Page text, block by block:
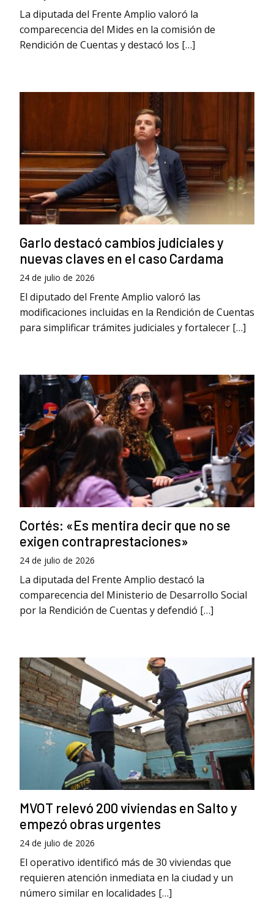
La diputada del Frente Amplio valoró la
comparecencia del Mides en la comisión de
Rendición de Cuentas y destacó los […]
Garlo destacó cambios judiciales y
nuevas claves en el caso Cardama
24 de julio de 2026
El diputado del Frente Amplio valoró las
modificaciones incluidas en la Rendición de Cuentas
para simplificar trámites judiciales y fortalecer […]
Cortés: «Es mentira decir que no se
exigen contraprestaciones»
24 de julio de 2026
La diputada del Frente Amplio destacó la
comparecencia del Ministerio de Desarrollo Social
por la Rendición de Cuentas y defendió […]
MVOT relevó 200 viviendas en Salto y
empezó obras urgentes
24 de julio de 2026
El operativo identificó más de 30 viviendas que
requieren atención inmediata en la ciudad y un
número similar en localidades […]